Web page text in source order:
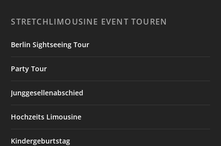
STRETCHLIMOUSINE EVENT TOUREN
Berlin Sightseeing Tour
Party Tour
Junggesellenabschied
Hochzeits Limousine
Kindergeburtstag